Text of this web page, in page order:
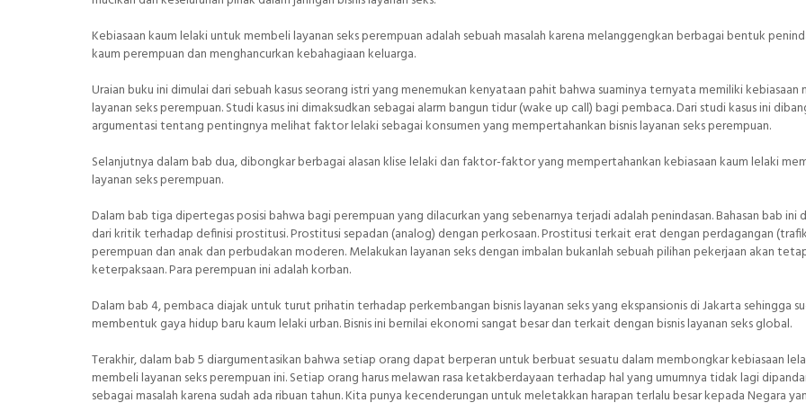
Kebiasaan kaum lelaki untuk membeli layanan seks perempuan adalah sebuah masalah karena melanggengkan berbagai bentuk
kaum perempuan dan menghancurkan kebahagiaan keluarga.
Uraian buku ini dimulai dari sebuah kasus seorang istri yang menemukan kenyataan pahit bahwa suaminya ternyata memiliki kebiasaan
layanan seks perempuan. Studi kasus ini dimaksudkan sebagai alarm bangun tidur (wake up call) bagi pembaca. Dari studi kasus ini
argumentasi tentang pentingnya melihat faktor lelaki sebagai konsumen yang mempertahankan bisnis layanan seks perempuan.
Selanjutnya dalam bab dua, dibongkar berbagai alasan klise lelaki dan faktor-faktor yang mempertahankan kebiasaan kaum lelaki
layanan seks perempuan.
Dalam bab tiga dipertegas posisi bahwa bagi perempuan yang dilacurkan yang sebenarnya terjadi adalah penindasan. Bahasan bab ini
dari kritik terhadap definisi prostitusi. Prostitusi sepadan (analog) dengan perkosaan. Prostitusi terkait erat dengan perdagangan
perempuan dan anak dan perbudakan moderen. Melakukan layanan seks dengan imbalan bukanlah sebuah pilihan pekerjaan akan
keterpaksaan. Para perempuan ini adalah korban.
Dalam bab 4, pembaca diajak untuk turut prihatin terhadap perkembangan bisnis layanan seks yang ekspansionis di Jakarta sehingga
membentuk gaya hidup baru kaum lelaki urban. Bisnis ini bernilai ekonomi sangat besar dan terkait dengan bisnis layanan seks global.
Terakhir, dalam bab 5 diargumentasikan bahwa setiap orang dapat berperan untuk berbuat sesuatu dalam membongkar kebiasaan
membeli layanan seks perempuan ini. Setiap orang harus melawan rasa ketakberdayaan terhadap hal yang umumnya tidak lagi
sebagai masalah karena sudah ada ribuan tahun. Kita punya kecenderungan untuk meletakkan harapan terlalu besar kepada Negara